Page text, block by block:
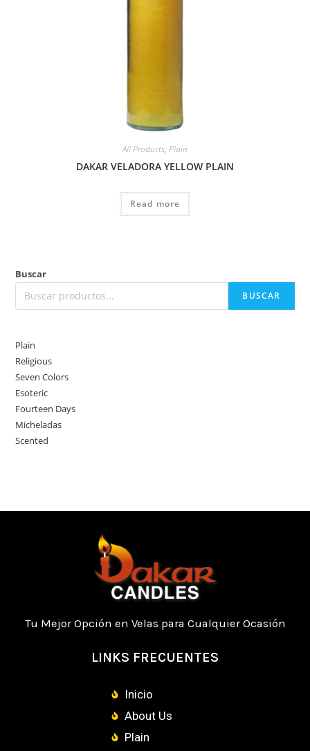
All Products, Plain
DAKAR VELADORA YELLOW PLAIN
Read more
Buscar
BUSCAR
Plain
Religious
Seven Colors
Esoteric
Fourteen Days
Micheladas
Scented
Tu Mejor Opción en Velas para Cualquier Ocasión
LINKS FRECUENTES
Inicio
About Us
Plain